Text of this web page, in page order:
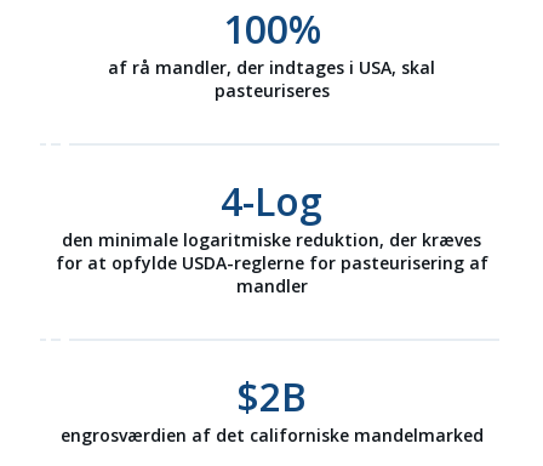
100%
af rå mandler, der indtages i USA, skal
pasteuriseres
4-Log
den minimale logaritmiske reduktion, der kræves
for at opfylde USDA-reglerne for pasteurisering af
mandler
$2B
engrosværdien af det californiske mandelmarked